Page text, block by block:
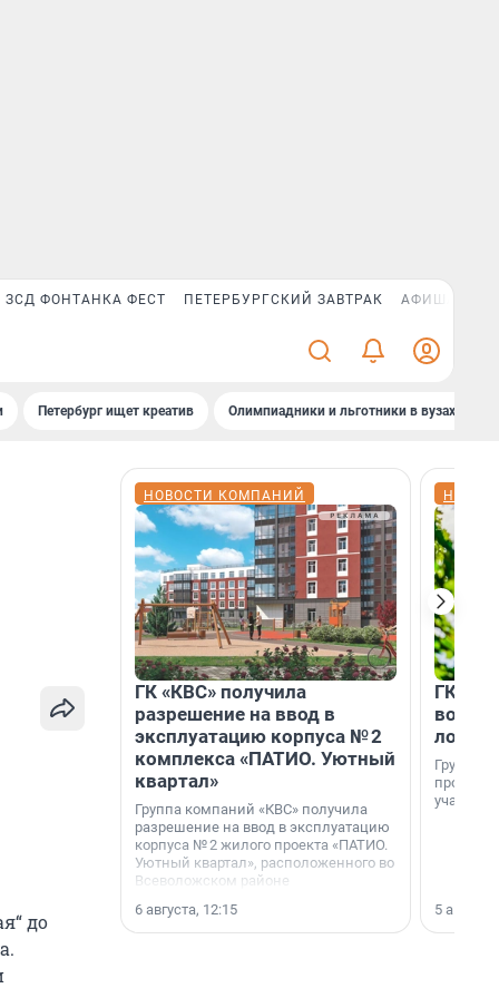
ЗСД ФОНТАНКА ФЕСТ ПЕТЕРБУРГСКИЙ ЗАВТРАК АФИША PLUS
Петербург ищет креатив Олимпиадники и льготники в вузах СПб
до
НОВОСТИ КОМПАНИЙ
ГК «КВС» получила
разрешение на ввод в
эксплуатацию корпуса № 2
комплекса «ПАТИО. Уютный
квартал»
Группа компаний «КВС» получила
разрешение на ввод в эксплуатацию
корпуса № 2 жилого проекта «ПАТИО.
Уютный квартал», расположенного во
Всеволожском районе
6 августа, 12:15
ГК
Группа
5